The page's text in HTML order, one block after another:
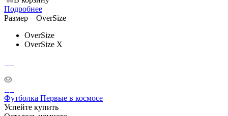
Подробнее
Размер—OverSize
OverSize
OverSize X
Футболка Первые в космосе
Успейте купить